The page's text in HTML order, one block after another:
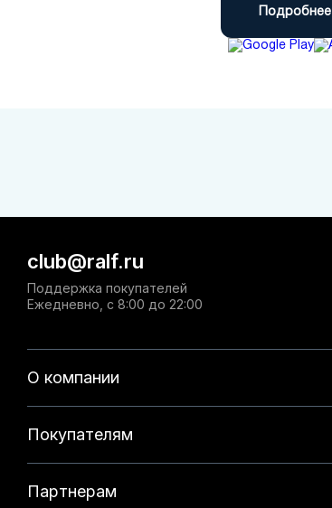
Подробнее
О компании
Покупателям
Партнерам
club@ralf.ru
Поддержка покупателей
Ежедневно, с 8:00 до 22:00